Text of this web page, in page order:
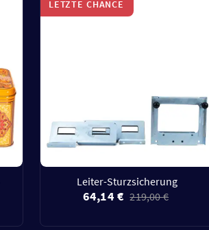
LETZTE CHANCE
Leiter-Sturzsicherung
64,14 € 219,00 €